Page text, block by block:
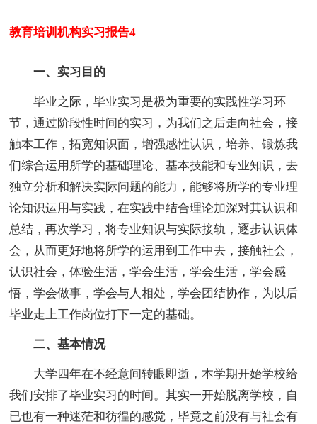
教育培训机构实习报告4
一、实习目的
毕业之际，毕业实习是极为重要的实践性学习环
节，通过阶段性时间的实习，为我们之后走向社会，接
触本工作，拓宽知识面，增强感性认识，培养、锻炼我
们综合运用所学的基础理论、基本技能和专业知识，去
独立分析和解决实际问题的能力，能够将所学的专业理
论知识运用与实践，在实践中结合理论加深对其认识和
总结，再次学习，将专业知识与实际接轨，逐步认识体
会，从而更好地将所学的运用到工作中去，接触社会，
认识社会，体验生活，学会生活，学会生活，学会感
悟，学会做事，学会与人相处，学会团结协作，为以后
毕业走上工作岗位打下一定的基础。
二、基本情况
大学四年在不经意间转眼即逝，本学期开始学校给
我们安排了毕业实习的时间。其实一开始脱离学校，自
已也有一种迷茫和彷徨的感觉，毕竟之前没有与社会有